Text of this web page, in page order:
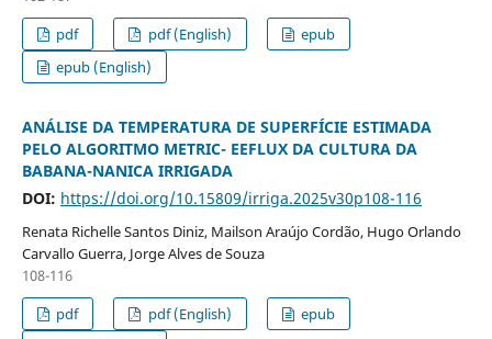
pdf
pdf (English)
epub
epub (English)
ANÁLISE DA TEMPERATURA DE SUPERFÍCIE ESTIMADA
PELO ALGORITMO METRIC- EEFLUX DA CULTURA DA
BABANA-NANICA IRRIGADA
DOI: https://doi.org/10.15809/irriga.2025v30p108-116
Renata Richelle Santos Diniz, Mailson Araújo Cordão, Hugo Orlando
Carvallo Guerra, Jorge Alves de Souza
108-116
pdf
pdf (English)
epub